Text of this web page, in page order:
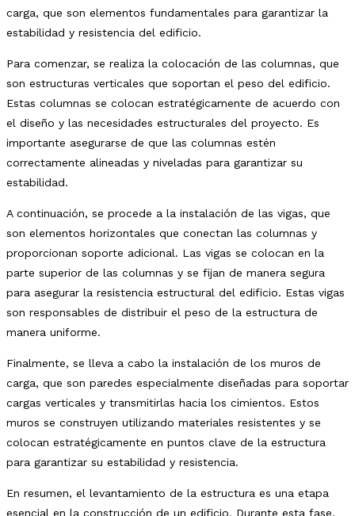
carga, que son elementos fundamentales para garantizar la
estabilidad y resistencia del edificio.
Para comenzar, se realiza la colocación de las columnas, que
son estructuras verticales que soportan el peso del edificio.
Estas columnas se colocan estratégicamente de acuerdo con
el diseño y las necesidades estructurales del proyecto. Es
importante asegurarse de que las columnas estén
correctamente alineadas y niveladas para garantizar su
estabilidad.
A continuación, se procede a la instalación de las vigas, que
son elementos horizontales que conectan las columnas y
proporcionan soporte adicional. Las vigas se colocan en la
parte superior de las columnas y se fijan de manera segura
para asegurar la resistencia estructural del edificio. Estas vigas
son responsables de distribuir el peso de la estructura de
manera uniforme.
Finalmente, se lleva a cabo la instalación de los muros de
carga, que son paredes especialmente diseñadas para soportar
cargas verticales y transmitirlas hacia los cimientos. Estos
muros se construyen utilizando materiales resistentes y se
colocan estratégicamente en puntos clave de la estructura
para garantizar su estabilidad y resistencia.
En resumen, el levantamiento de la estructura es una etapa
esencial en la construcción de un edificio. Durante esta fase,